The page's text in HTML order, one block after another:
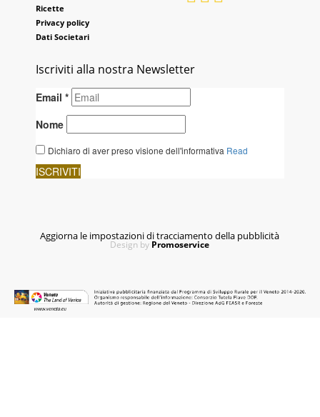
Ricette
Privacy policy
Dati Societari
Iscriviti alla nostra Newsletter
Aggiorna le impostazioni di tracciamento della pubblicità
Design by Promoservice